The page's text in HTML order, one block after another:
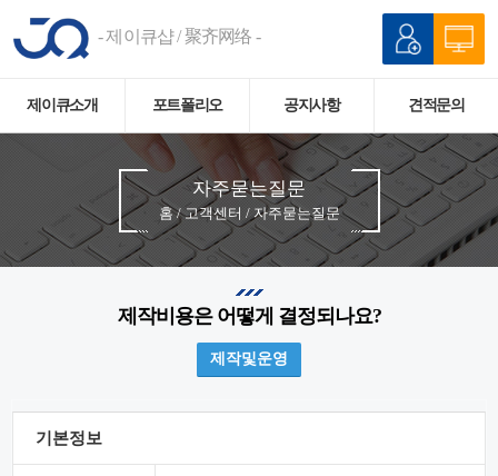
- 제이큐샵 / 聚齐网络 -
제이큐소개 포트폴리오 공지사항 견적문의
자주묻는질문
홈 / 고객센터 / 자주묻는질문
제작비용은 어떻게 결정되나요?
제작및운영
기본정보